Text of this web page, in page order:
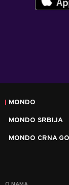
MONDO
MONDO SRBIJA
MONDO CRNA